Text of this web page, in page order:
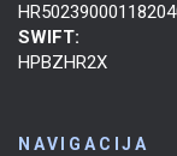
SWIFT:
HPBZHR2X
NAVIGACIJA